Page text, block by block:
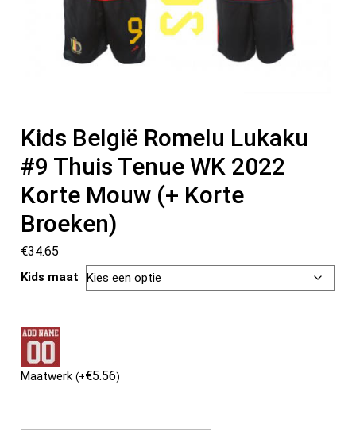
Kids België Romelu Lukaku
#9 Thuis Tenue WK 2022
Korte Mouw (+ Korte
Broeken)
€34.65
Kids maat
Maatwerk(+€5.56)